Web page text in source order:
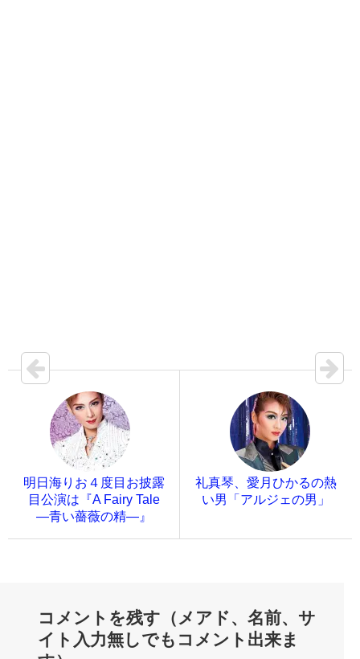
明日海りお４度目お披露
目公演は『A Fairy Tale
—青い薔薇の精—』
礼真琴、愛月ひかるの熱
い男「アルジェの男」
コメントを残す（メアド、名前、サ
イト入力無しでもコメント出来ま